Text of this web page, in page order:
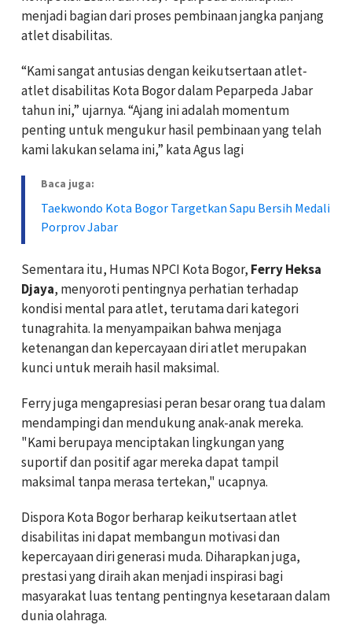
menjadi bagian dari proses pembinaan jangka panjang
atlet disabilitas.
“Kami sangat antusias dengan keikutsertaan atlet-
atlet disabilitas Kota Bogor dalam Peparpeda Jabar
tahun ini,” ujarnya. “Ajang ini adalah momentum
penting untuk mengukur hasil pembinaan yang telah
kami lakukan selama ini,” kata Agus lagi
Baca juga:
Taekwondo Kota Bogor Targetkan Sapu Bersih Medali
Porprov Jabar
Sementara itu, Humas NPCI Kota Bogor, Ferry Heksa
Djaya, menyoroti pentingnya perhatian terhadap
kondisi mental para atlet, terutama dari kategori
tunagrahita. Ia menyampaikan bahwa menjaga
ketenangan dan kepercayaan diri atlet merupakan
kunci untuk meraih hasil maksimal.
Ferry juga mengapresiasi peran besar orang tua dalam
mendampingi dan mendukung anak-anak mereka.
"Kami berupaya menciptakan lingkungan yang
suportif dan positif agar mereka dapat tampil
maksimal tanpa merasa tertekan," ucapnya.
Dispora Kota Bogor berharap keikutsertaan atlet
disabilitas ini dapat membangun motivasi dan
kepercayaan diri generasi muda. Diharapkan juga,
prestasi yang diraih akan menjadi inspirasi bagi
masyarakat luas tentang pentingnya kesetaraan dalam
dunia olahraga.